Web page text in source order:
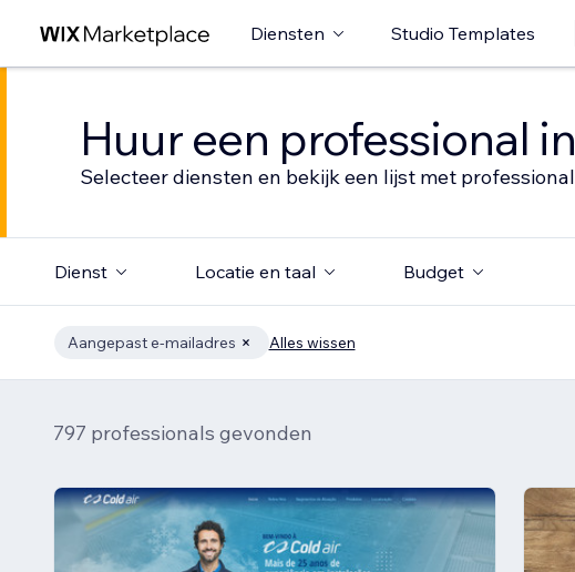
Diensten Studio Templates
Huur een professional
Selecteer diensten en bekijk een lijst met
Dienst Locatie en taal Budget
Aangepast e-mailadres Alles wissen
797 professionals gevonden